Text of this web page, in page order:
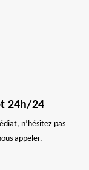
24h/24
n’hésitez pas
appeler.